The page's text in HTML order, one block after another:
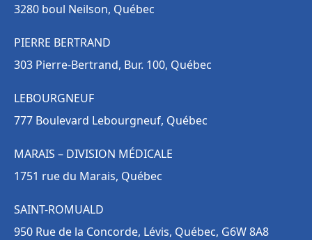
3280 boul Neilson, Québec
PIERRE BERTRAND
303 Pierre-Bertrand, Bur. 100, Québec
LEBOURGNEUF
777 Boulevard Lebourgneuf, Québec
MARAIS – DIVISION MÉDICALE
1751 rue du Marais, Québec
SAINT-ROMUALD
950 Rue de la Concorde, Lévis, Québec, G6W 8A8